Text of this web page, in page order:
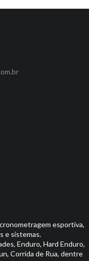
esportiva,
e sistemas.
Enduro, Hard Enduro,
Corrida de Rua, dentre